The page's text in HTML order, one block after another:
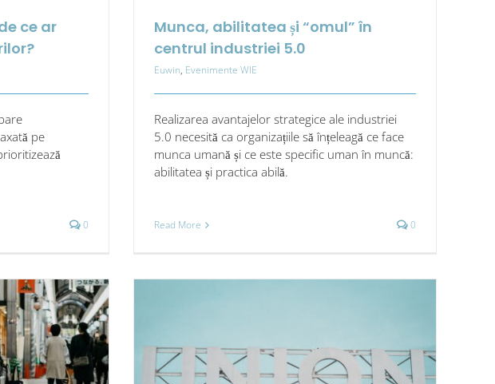
ce ar
pe
0
Munca, abilitatea și “omul” în
centrul industriei 5.0
Euwin, Evenimente WIE
Realizarea avantajelor strategice ale industriei
5.0 necesită ca organizațiile să înțeleagă ce face
munca umană și ce este specific uman în muncă:
abilitatea și practica abilă.
Read More 0